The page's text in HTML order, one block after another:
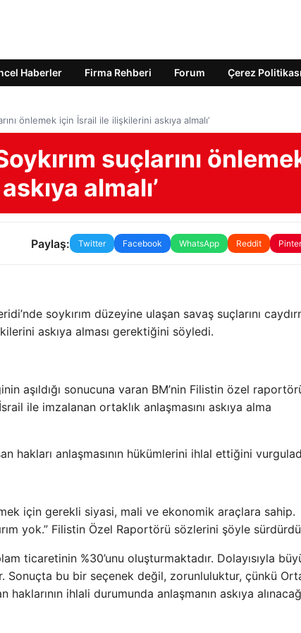
Haberler Firma Rehberi Forum Çerez Politikası
önlemek için İsrail ile ilişkilerini askıya almalı’
suçlarını
almalı’
Paylaş: Twitter Facebook WhatsApp Reddit
soykırım düzeyine ulaşan savaş suçlarını
askıya alması gerektiğini söyledi.
aşıldığı sonucuna varan BM’nin Filistin özel
ile imzalanan ortaklık anlaşmasını askıya alma
hakları anlaşmasının hükümlerini ihlal ettiğini
için gerekli siyasi, mali ve ekonomik araçlara sahip.
yok.” Filistin Özel Raportörü sözlerini şöyle
ticaretinin %30’unu oluşturmaktadır. Dolayısıyla
bu bir seçenek değil, zorunluluktur, çünkü
ihlali durumunda anlaşmanın askıya